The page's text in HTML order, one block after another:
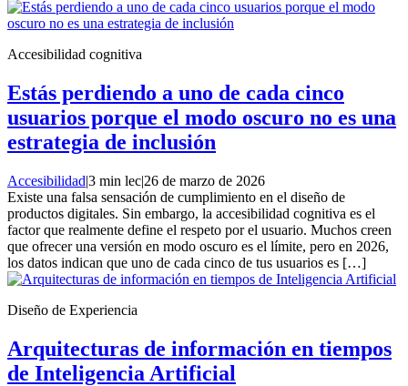
Accesibilidad cognitiva
Estás perdiendo a uno de cada cinco
usuarios porque el modo oscuro no es una
estrategia de inclusión
Accesibilidad|3 min lec|26 de marzo de 2026
Existe una falsa sensación de cumplimiento en el diseño de
productos digitales. Sin embargo, la accesibilidad cognitiva es el
factor que realmente define el respeto por el usuario. Muchos creen
que ofrecer una versión en modo oscuro es el límite, pero en 2026,
los datos indican que uno de cada cinco de tus usuarios es […]
Diseño de Experiencia
Arquitecturas de información en tiempos
de Inteligencia Artificial